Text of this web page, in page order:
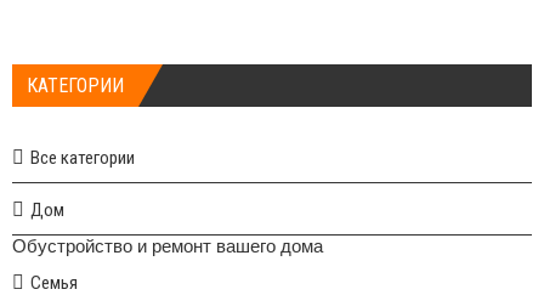
КАТЕГОРИИ
Все категории
Дом
Обустройство и ремонт вашего дома
Семья